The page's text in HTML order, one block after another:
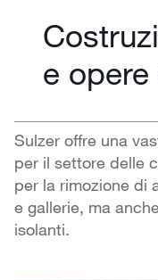
e opere
Sulzer offre una
per il settore delle
per la rimozione di
e gallerie, ma
isolanti.